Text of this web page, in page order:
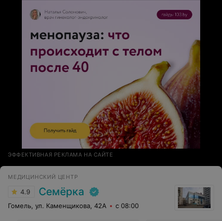
ЭФФЕКТИВНАЯ РЕКЛАМА НА САЙТЕ
МЕДИЦИНСКИЙ ЦЕНТР
4.9 Семёрка
Гомель, ул. Каменщикова, 42А с 08:00